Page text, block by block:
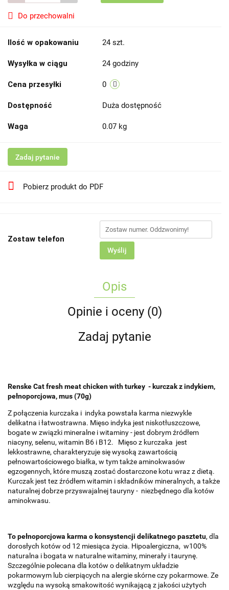
Do przechowalni
Ilość w opakowaniu 24 szt.
Wysyłka w ciągu 24 godziny
Cena przesyłki 0
Dostępność Duża dostępność
Waga 0.07 kg
Zadaj pytanie
Pobierz produkt do PDF
Zostaw telefon
Wyślij
Opis
Opinie i oceny (0)
Zadaj pytanie
Renske Cat fresh meat chicken with turkey - kurczak z indykiem,
pełnoporcjowa, mus (70g)
Z połączenia kurczaka i indyka powstała karma niezwykle
delikatna i łatwostrawna. Mięso indyka jest niskotłuszczowe,
bogate w związki mineralne i witaminy - jest dobrym źródłem
niacyny, selenu, witamin B6 i B12. Mięso z kurczaka jest
lekkostrawne, charakteryzuje się wysoką zawartością
pełnowartościowego białka, w tym także aminokwasów
egzogennych, które muszą zostać dostarczone kotu wraz z dietą.
Kurczak jest tez źródłem witamin i składników mineralnych, a także
naturalnej dobrze przyswajalnej tauryny - niezbędnego dla kotów
aminokwasu.
To pełnoporcjowa karma o konsystencji delikatnego pasztetu, dla
dorosłych kotów od 12 miesiąca życia. Hipoalergiczna, w100%
naturalna i bogata w naturalne witaminy, minerały i taurynę.
Szczególnie polecana dla kotów o delikatnym układzie
pokarmowym lub cierpiących na alergie skórne czy pokarmowe. Ze
względu na wysoką smakowitość wynikającą z jakości użytych